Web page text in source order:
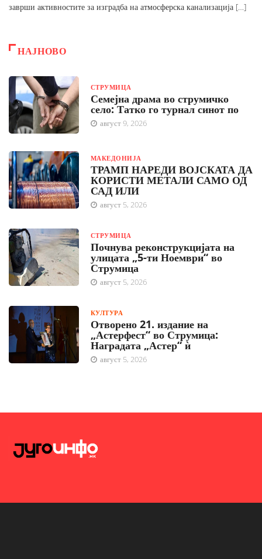
заврши активностите за изградба на атмосферска канализација […]
НАЈНОВО
СТРУМИЦА
Семејна драма во струмичко
село: Татко го турнал синот по
август 9, 2026
МАКЕДОНИЈА
ТРАМП НАРЕДИ ВОЈСКАТА ДА
КОРИСТИ МЕТАЛИ САМО ОД
САД ИЛИ
август 5, 2026
СТРУМИЦА
Почнува реконструкцијата на
улицата „5-ти Ноември“ во
Струмица
август 5, 2026
КУЛТУРА
Отворено 21. издание на
„Астерфест“ во Струмица:
Наградата „Астер“ ѝ
август 5, 2026